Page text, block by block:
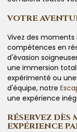
VOTRE
Vivez des
compétences en
d'évasion
une immersion
expérimenté ou
d'équipe, notre
une expérience
RÉSERVEZ
EXPÉRIENCE